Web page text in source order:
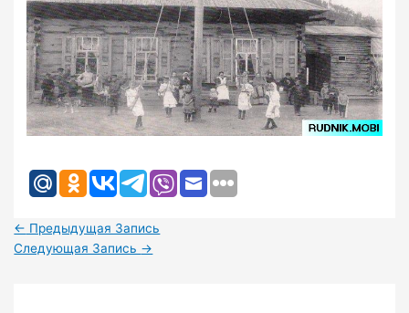
← Предыдущая Запись
Следующая Запись →